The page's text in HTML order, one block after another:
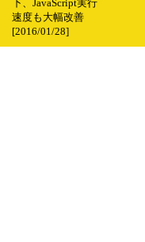
下、JavaScript実行
速度も大幅改善
[2016/01/28]